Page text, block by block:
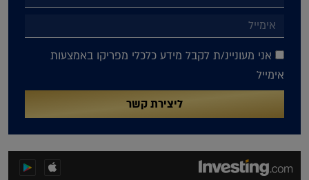
אני מעוניינ/ת לקבל מידע כלכלי מפריקו באמצעות
אימייל
ליצירת קשר